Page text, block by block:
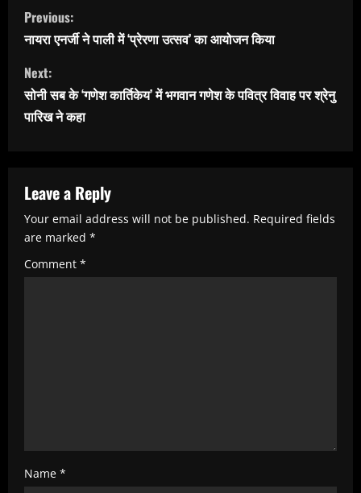
o
n
t
i
e
R
e
a
Previous:
नायरा एनर्जी ने पाली में ‘प्रेरणा उत्सव’ का आयोजन किया
Next:
सोनी सब के ‘गणेश कार्तिकेय’ में भगवान गणेश के पवित्र विवाह पर श्रेनु
पारिख ने कहा
Leave a Reply
Your email address will not be published. Required fields
are marked *
Comment *
Name *